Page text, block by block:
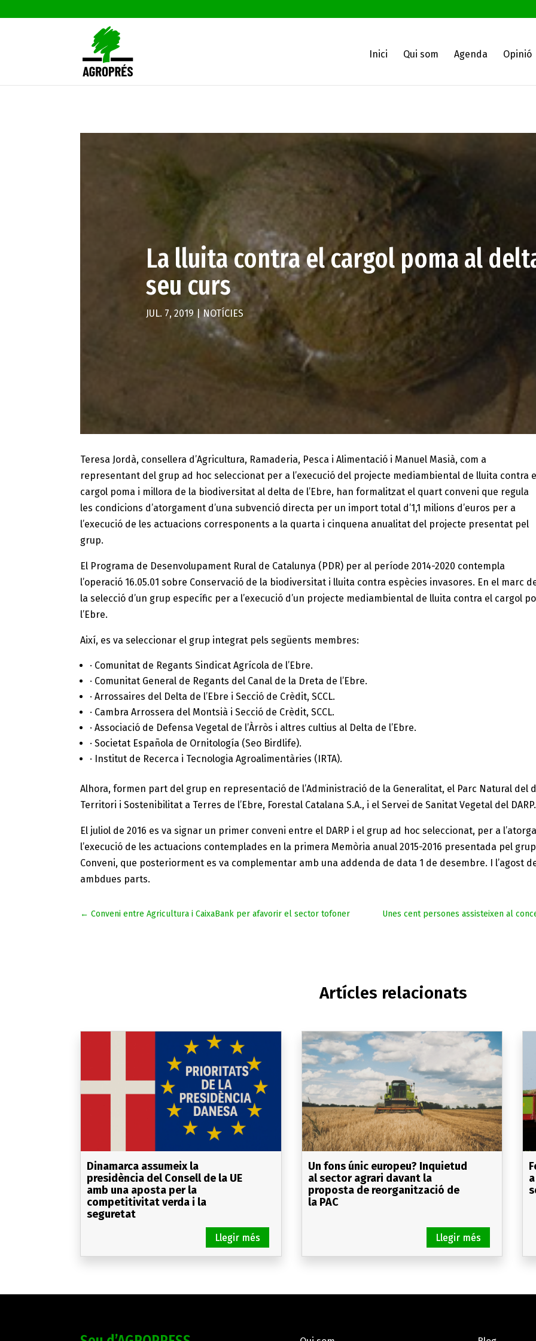
Inici Qui som Agenda Opinió
La lluita contra el cargol poma al
seu curs
JUL. 7, 2019 |NOTÍCIES
Teresa Jordà, consellera d’Agricultura, Ramaderia, Pesca i Alimentació i Manuel Masià, com a
representant del grup ad hoc seleccionat per a l’execució del projecte mediambiental de lluita contra
cargol poma i millora de la biodiversitat al delta de l’Ebre, han formalitzat el quart conveni que regula
les condicions d’atorgament d’una subvenció directa per un import total d’1,1 milions d’euros per a
l’execució de les actuacions corresponents a la quarta i cinquena anualitat del projecte presentat pel
grup.
El Programa de Desenvolupament Rural de Catalunya (PDR) per al període 2014-2020 contempla
l’operació 16.05.01 sobre Conservació de la biodiversitat i lluita contra espècies invasores. En el marc
la selecció d’un grup específic per a l’execució d’un projecte mediambiental de lluita contra el cargol
l’Ebre.
Així, es va seleccionar el grup integrat pels següents membres:
· Comunitat de Regants Sindicat Agrícola de l’Ebre.
· Comunitat General de Regants del Canal de la Dreta de l’Ebre.
· Arrossaires del Delta de l’Ebre i Secció de Crèdit, SCCL.
· Cambra Arrossera del Montsià i Secció de Crèdit, SCCL.
· Associació de Defensa Vegetal de l’Àrròs i altres cultius al Delta de l’Ebre.
· Societat Española de Ornitología (Seo Birdlife).
· Institut de Recerca i Tecnologia Agroalimentàries (IRTA).
Alhora, formen part del grup en representació de l’Administració de la Generalitat, el Parc Natural del
Territori i Sostenibilitat a Terres de l’Ebre, Forestal Catalana S.A., i el Servei de Sanitat Vegetal del DARP.
El juliol de 2016 es va signar un primer conveni entre el DARP i el grup ad hoc seleccionat, per a
l’execució de les actuacions contemplades en la primera Memòria anual 2015-2016 presentada pel
Conveni, que posteriorment es va complementar amb una addenda de data 1 de desembre. I l’agost
ambdues parts.
←Conveni entre Agricultura i CaixaBank per afavorir el sector tofoner Unes cent persones assisteixen al
Artícles relacionats
Dinamarca assumeix la
presidència del Consell de la UE
amb una aposta per la
competitivitat verda i la
seguretat
Un fons únic europeu? Inquietud
al sector agrari davant la
proposta de reorganització de
la PAC